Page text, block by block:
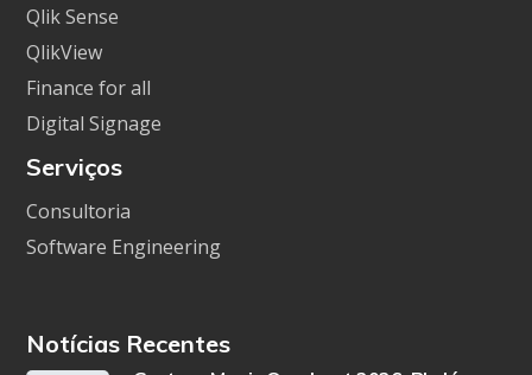
Qlik Sense
QlikView
Finance for all
Digital Signage
Serviços
Consultoria
Software Engineering
Notícias Recentes